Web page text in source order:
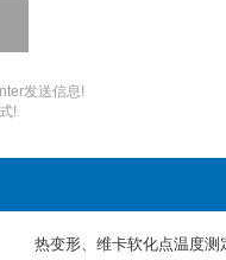
发送信息!
!
热变形、维卡软化点温度测